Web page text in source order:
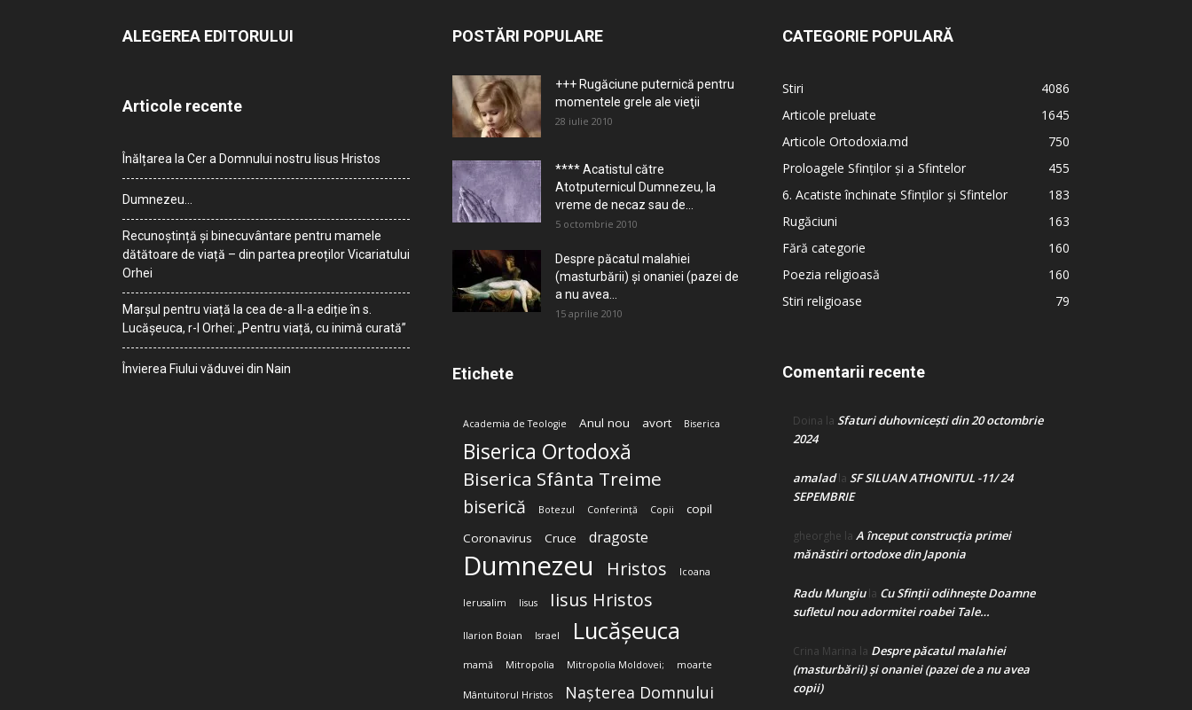
ALEGEREA EDITORULUI
Articole recente
Înălțarea la Cer a Domnului nostru Iisus Hristos
Dumnezeu…
Recunoștință și binecuvântare pentru mamele
dătătoare de viață – din partea preoților Vicariatului
Orhei
Marșul pentru viață la cea de-a II-a ediție în s.
Lucășeuca, r-l Orhei: „Pentru viață, cu inimă curată”
Învierea Fiului văduvei din Nain
POSTĂRI POPULARE
+++ Rugăciune puternică pentru
momentele grele ale vieţii
28 iulie 2010
**** Acatistul către
Atotputernicul Dumnezeu, la
vreme de necaz sau de...
5 octombrie 2010
Despre păcatul malahiei
(masturbării) şi onaniei (pazei de
a nu avea...
15 aprilie 2010
Etichete
Academia de Teologie Anul nou avort Biserica
Biserica Ortodoxă
Biserica Sfânta Treime
biserică Botezul Conferință Copii
copil
Coronavirus
Cruce dragoste
Dumnezeu Hristos Icoana
Ierusalim Iisus Iisus Hristos
Ilarion Boian Israel Lucășeuca
mamă Mitropolia Mitropolia Moldovei; moarte
Mântuitorul Hristos Nașterea Domnului
CATEGORIE POPULARĂ
Stiri
4086
Articole preluate
1645
Articole Ortodoxia.md
750
Proloagele Sfinților și a Sfintelor
455
6. Acatiste închinate Sfinților și Sfintelor
183
Rugăciuni
163
Fără categorie
160
Poezia religioasă
160
Stiri religioase
79
Comentarii recente
Doina la Sfaturi duhovnicești din 20 octombrie
2024
amaladla SF SILUAN ATHONITUL -11/ 24
SEPEMBRIE
gheorghe la A început construcţia primei
mănăstiri ortodoxe din Japonia
Radu Mungiula Cu Sfinții odihnește Doamne
sufletul nou adormitei roabei Tale…
Crina Marina la Despre păcatul malahiei
(masturbării) şi onaniei (pazei de a nu avea
copii)